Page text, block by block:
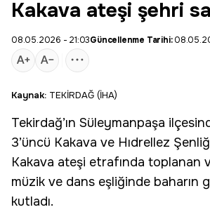
Kakava ateşi şehri
08.05.2026 - 21:03Güncellenme Tarihi:
Kaynak: TEKİRDAĞ (İHA)
Tekirdağ’ın Süleymanpaşa
3’üncü Kakava ve Hıdrellez
Kakava ateşi etrafında toplanan
müzik ve dans eşliğinde baharın
kutladı.